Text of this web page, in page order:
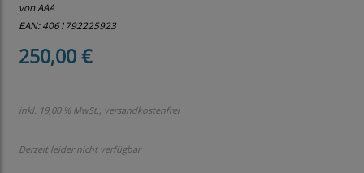
von AAA
EAN: 4061792225923
250,00 €
inkl. 19,00 % MwSt., versandkostenfrei
Derzeit leider nicht verfügbar